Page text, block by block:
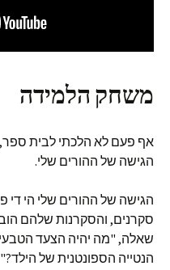
משחק הלמידה
אף פעם לא הלכתי לבית ספר,
הגישה של ההורים שלי.
הגישה של ההורים שלי הי די
סקרנים, והסקרנות שלהם
שאלה, "מה יהיה הצעד
הנטייה הספונטנית של הילד?"